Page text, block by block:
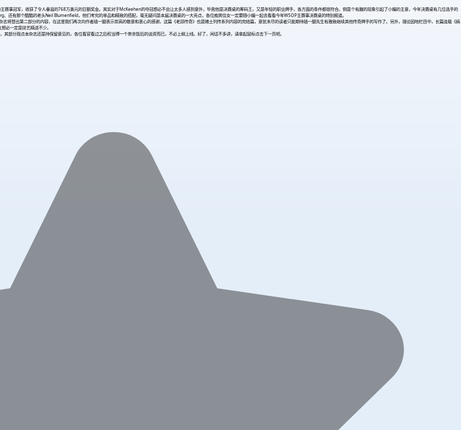
事冠军，收获了令人垂涎的768万美元的巨额奖金。其实对于McKeehen的夺冠想必不会让太多人感到意外，毕竟他是决赛桌的筹码王，又是年轻的职业牌手，各方面的条件都很符合。倒是个有趣的现象引起了小编的主意，今年决赛桌有几位选手的
有那个酷酷的老头Neil Blumenfield，他们考究的单品和精致的搭配，毫无疑问是本届决赛桌的一大亮点，各位痴男信女一定要随小编一起去看看今年WSOP主赛事决赛桌的特别报道。
将登出第二部分的内容，在这里我们再次向作者插一腿表示崇高的敬意和衷心的感谢，这篇《老邱传奇》也是赌士列传系列内容的完结篇，意犹未尽的读者只能期待插一腿先生有雅致继续其他传奇牌手的写作了。另外，理论园地栏目中，长篇连载《搞
必一定是技艺精进不少。
部分观点本杂志还是持保留意见的，各位看官看过之后权当博一个茶余饭后的谈资而已，不必上纲上线。好了，闲话不多讲，请拿起鼠标点击下一页吧。